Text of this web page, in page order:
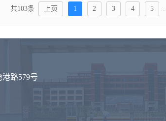
共103条 上页 1 2 3 4 5
路579号